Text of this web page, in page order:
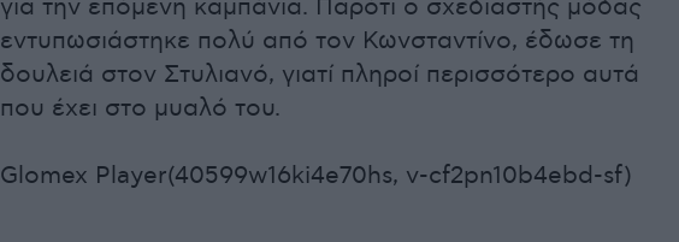
για την επόμενη καμπάνια. Παρότι ο σχεδιαστής μόδας
εντυπωσιάστηκε πολύ από τον Κωνσταντίνο, έδωσε τη
δουλειά στον Στυλιανό, γιατί πληροί περισσότερο αυτά
που έχει στο μυαλό του.
Glomex Player(40599w16ki4e70hs, v-cf2pn10b4ebd-sf)